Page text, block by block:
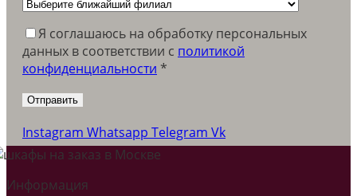
Я соглашаюсь на обработку персональных
данных в соответствии c политикой
конфиденциальности *
Instagram Whatsapp Telegram Vk
Информация